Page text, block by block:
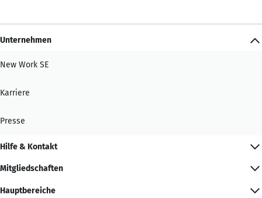
Unternehmen
New Work SE
Karriere
Presse
Hilfe & Kontakt
Mitgliedschaften
Hauptbereiche